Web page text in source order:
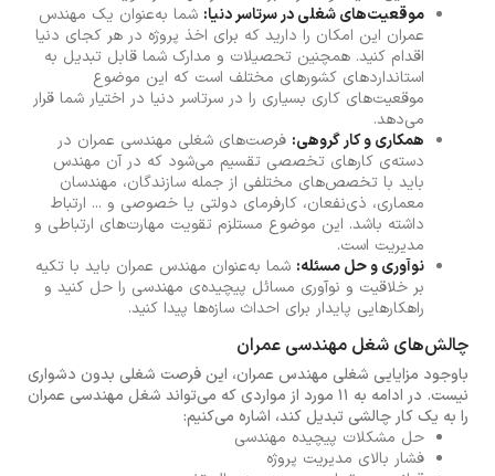
موقعیت‌های شغلی در سرتاسر دنیا: شما به‌عنوان یک مهندس
عمران این امکان را دارید که برای اخذ پروژه در هر کجای دنیا
اقدام کنید. همچنین تحصیلات و مدارک شما قابل تبدیل به
استانداردهای کشورهای مختلف است که این موضوع
موقعیت‌های کاری بسیاری را در سرتاسر دنیا در اختیار شما قرار
می‌دهد.
همکاری و کار گروهی: فرصت‌های شغلی مهندسی عمران در
دسته‌ی کارهای تخصصی تقسیم می‌شود که در آن مهندس
باید با تخصص‌های مختلفی از جمله سازندگان، مهندسان
معماری، ذی‌نفعان، کارفرمای دولتی یا خصوصی و ... ارتباط
داشته باشد. این موضوع مستلزم تقویت مهارت‌های ارتباطی و
مدیریت است.
نوآوری و حل مسئله: شما به‌عنوان مهندس عمران باید با تکیه
بر خلاقیت و نوآوری مسائل پیچیده‌ی مهندسی را حل کنید و
راهکارهایی پایدار برای احداث سازه‌ها پیدا کنید.
چالش‌های شغل مهندسی عمران
باوجود مزایایی شغلی مهندس عمران، این فرصت شغلی بدون دشواری
نیست. در ادامه به 11 مورد از مواردی که می‌تواند شغل مهندسی عمران
را به یک کار چالشی تبدیل کند، اشاره می‌کنیم:
حل مشکلات پیچیده مهندسی
فشار بالای مدیریت پروژه